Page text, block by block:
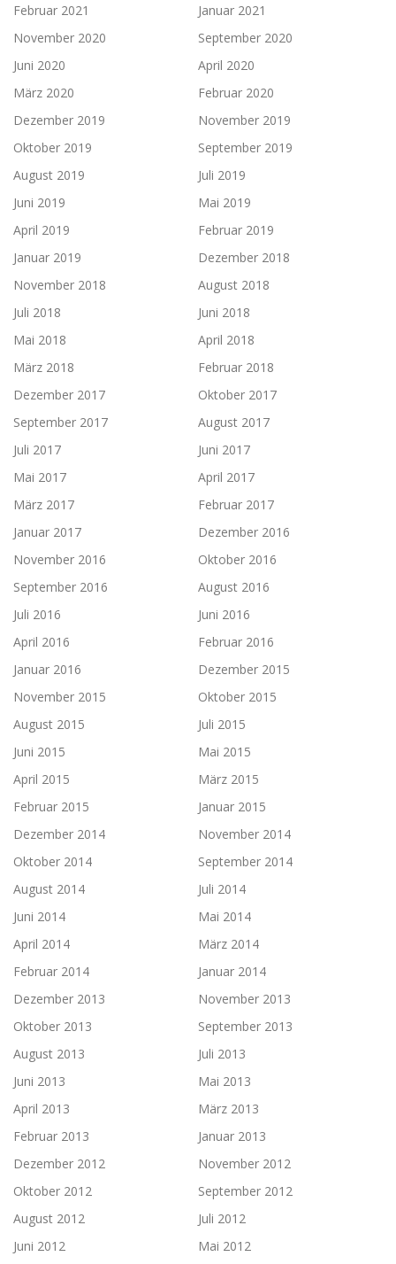
Februar 2021
Januar 2021
November 2020
September 2020
Juni 2020
April 2020
März 2020
Februar 2020
Dezember 2019
November 2019
Oktober 2019
September 2019
August 2019
Juli 2019
Juni 2019
Mai 2019
April 2019
Februar 2019
Januar 2019
Dezember 2018
November 2018
August 2018
Juli 2018
Juni 2018
Mai 2018
April 2018
März 2018
Februar 2018
Dezember 2017
Oktober 2017
September 2017
August 2017
Juli 2017
Juni 2017
Mai 2017
April 2017
März 2017
Februar 2017
Januar 2017
Dezember 2016
November 2016
Oktober 2016
September 2016
August 2016
Juli 2016
Juni 2016
April 2016
Februar 2016
Januar 2016
Dezember 2015
November 2015
Oktober 2015
August 2015
Juli 2015
Juni 2015
Mai 2015
April 2015
März 2015
Februar 2015
Januar 2015
Dezember 2014
November 2014
Oktober 2014
September 2014
August 2014
Juli 2014
Juni 2014
Mai 2014
April 2014
März 2014
Februar 2014
Januar 2014
Dezember 2013
November 2013
Oktober 2013
September 2013
August 2013
Juli 2013
Juni 2013
Mai 2013
April 2013
März 2013
Februar 2013
Januar 2013
Dezember 2012
November 2012
Oktober 2012
September 2012
August 2012
Juli 2012
Juni 2012
Mai 2012